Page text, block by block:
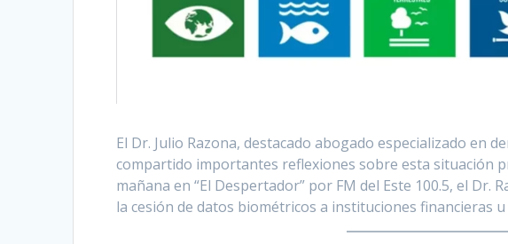
El Dr. Julio Razona, destacado abogado especializado en
compartido importantes reflexiones sobre esta situación
mañana en “El Despertador” por FM del Este 100.5, el Dr.
la cesión de datos biométricos a instituciones financieras